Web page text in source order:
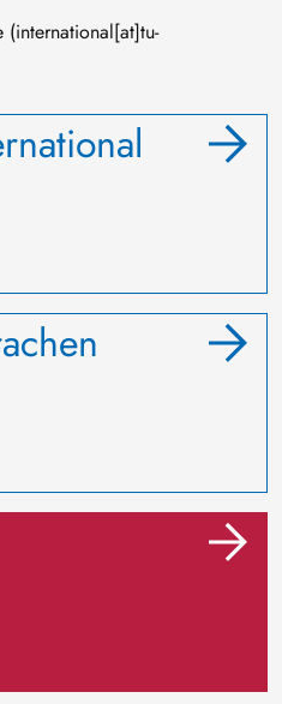
(international[at]tu-